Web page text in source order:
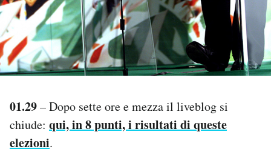
PODCAST
NEWSLETTER
I MIEI PREFERITI
01.29– Dopo sette ore e mezza il liveblog si
chiude: qui, in 8 punti, i risultati di queste
elezioni.